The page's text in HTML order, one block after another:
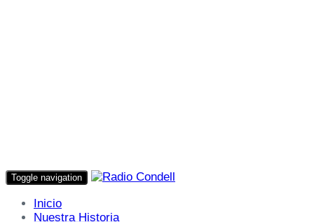
Toggle navigation
Inicio
Nuestra Historia